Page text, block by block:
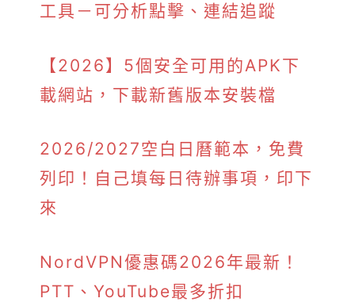
工具－可分析點擊、連結追蹤
【2026】5個安全可用的APK下
載網站，下載新舊版本安裝檔
2026/2027空白日曆範本，免費
列印！自己填每日待辦事項，印下
來
NordVPN優惠碼2026年最新！
PTT、YouTube最多折扣